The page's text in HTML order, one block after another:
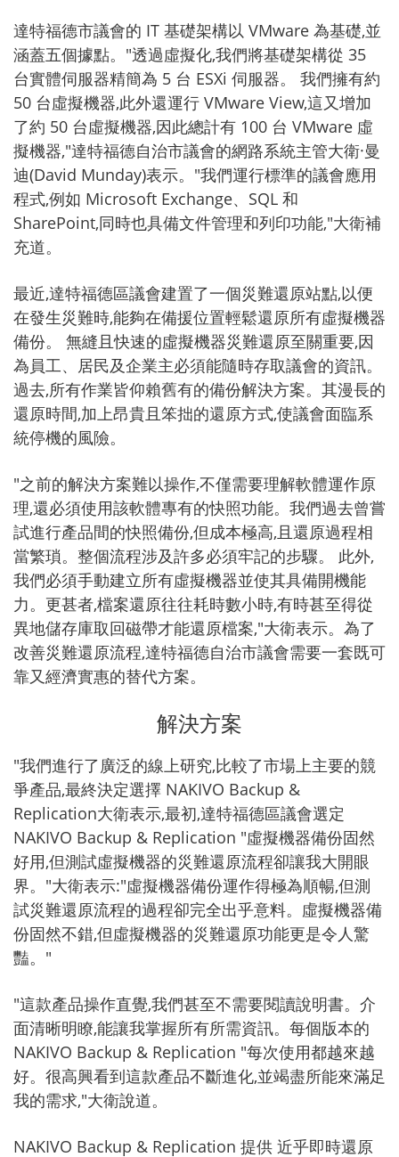
達特福德市議會的 IT 基礎架構以 VMware 為基礎,並
涵蓋五個據點。"透過虛擬化,我們將基礎架構從 35
台實體伺服器精簡為 5 台 ESXi 伺服器。 我們擁有約
50 台虛擬機器,此外還運行 VMware View,這又增加
了約 50 台虛擬機器,因此總計有 100 台 VMware 虛
擬機器,"達特福德自治市議會的網路系統主管大衛·曼
迪(David Munday)表示。"我們運行標準的議會應用
程式,例如 Microsoft Exchange、SQL 和
SharePoint,同時也具備文件管理和列印功能,"大衛補
充道。
最近,達特福德區議會建置了一個災難還原站點,以便
在發生災難時,能夠在備援位置輕鬆還原所有虛擬機器
備份。 無縫且快速的虛擬機器災難還原至關重要,因
為員工、居民及企業主必須能隨時存取議會的資訊。
過去,所有作業皆仰賴舊有的備份解決方案。其漫長的
還原時間,加上昂貴且笨拙的還原方式,使議會面臨系
統停機的風險。
"之前的解決方案難以操作,不僅需要理解軟體運作原
理,還必須使用該軟體專有的快照功能。我們過去曾嘗
試進行產品間的快照備份,但成本極高,且還原過程相
當繁瑣。整個流程涉及許多必須牢記的步驟。 此外,
我們必須手動建立所有虛擬機器並使其具備開機能
力。更甚者,檔案還原往往耗時數小時,有時甚至得從
異地儲存庫取回磁帶才能還原檔案,"大衛表示。為了
改善災難還原流程,達特福德自治市議會需要一套既可
靠又經濟實惠的替代方案。
解決方案
"我們進行了廣泛的線上研究,比較了市場上主要的競
爭產品,最終決定選擇 NAKIVO Backup &
Replication大衛表示,最初,達特福德區議會選定
NAKIVO Backup & Replication "虛擬機器備份固然
好用,但測試虛擬機器的災難還原流程卻讓我大開眼
界。"大衛表示:"虛擬機器備份運作得極為順暢,但測
試災難還原流程的過程卻完全出乎意料。虛擬機器備
份固然不錯,但虛擬機器的災難還原功能更是令人驚
豔。"
"這款產品操作直覺,我們甚至不需要閱讀說明書。介
面清晰明瞭,能讓我掌握所有所需資訊。每個版本的
NAKIVO Backup & Replication "每次使用都越來越
好。很高興看到這款產品不斷進化,並竭盡所能來滿足
我的需求,"大衛說道。
NAKIVO Backup & Replication 提供 近乎即時還原